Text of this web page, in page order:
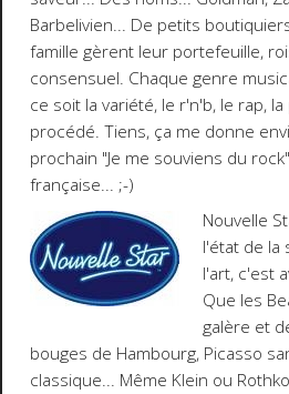
Barbelivien... De petits
famille gèrent leur portefeuille,
consensuel. Chaque genre
ce soit la variété, le r'n'b, le rap,
procédé. Tiens, ça me donne
prochain "Je me souviens du
française... ;-)
Nouvelle
l'état de la
l'art, c'est
Que les
galère et
bouges de Hambourg, Picasso
classique... Même Klein ou